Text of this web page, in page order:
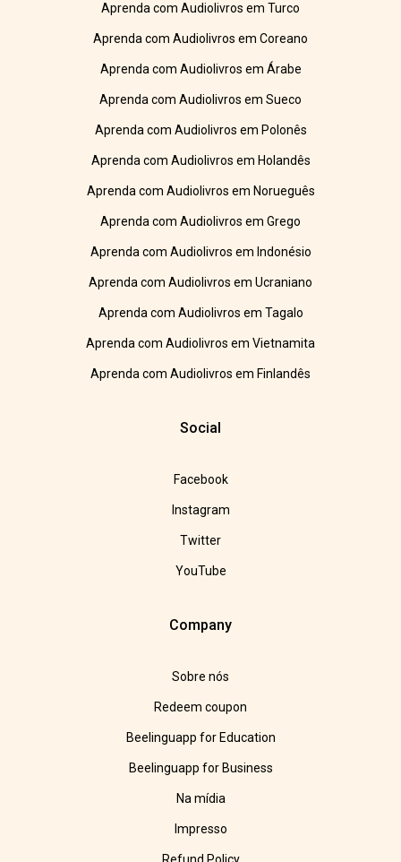
Aprenda com Audiolivros em Turco
Aprenda com Audiolivros em Coreano
Aprenda com Audiolivros em Árabe
Aprenda com Audiolivros em Sueco
Aprenda com Audiolivros em Polonês
Aprenda com Audiolivros em Holandês
Aprenda com Audiolivros em Norueguês
Aprenda com Audiolivros em Grego
Aprenda com Audiolivros em Indonésio
Aprenda com Audiolivros em Ucraniano
Aprenda com Audiolivros em Tagalo
Aprenda com Audiolivros em Vietnamita
Aprenda com Audiolivros em Finlandês
Social
Facebook
Instagram
Twitter
YouTube
Company
Sobre nós
Redeem coupon
Beelinguapp for Education
Beelinguapp for Business
Na mídia
Impresso